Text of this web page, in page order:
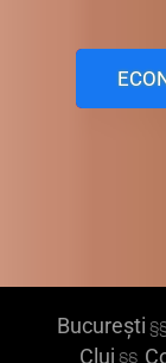
București
Cluj §§